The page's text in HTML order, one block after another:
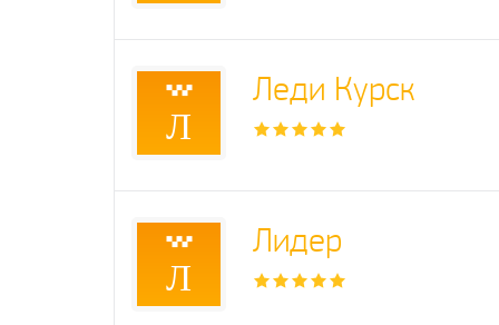
Л
Леди Курск
Л
Лидер